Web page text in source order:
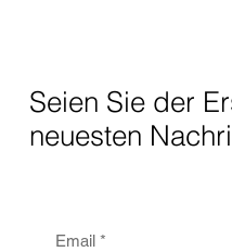
Seien Sie der
neuesten
Email *